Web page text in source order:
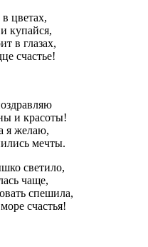
цветах,
купайся,
в глазах,
счастье!
и красоты!
я желаю,
мечты.
светило,
чаще,
спешила,
счастья!